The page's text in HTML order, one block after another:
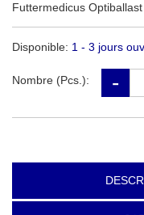
Futtermedicus
Disponible: 1 - 3 jours
Nombre (Pcs.):